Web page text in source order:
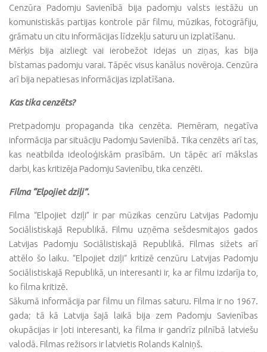
Cenzūra Padomju Savienībā bija padomju valsts iestāžu un
komunistiskās partijas kontrole pār filmu, mūzikas, fotogrāfiju,
grāmatu un citu informācijas līdzekļu saturu un izplatīšanu.
Mērķis bija aizliegt vai ierobežot idejas un ziņas, kas bija
bīstamas padomju varai. Tāpēc visus kanālus novēroja. Cenzūra
arī bija nepatiesas informācijas izplatīšana.
Kas tika cenzēts?
Pretpadomju propaganda tika cenzēta. Piemēram, negatīva
informācija par situāciju Padomju Savienībā. Tika cenzēts arī tas,
kas neatbilda ideoloģiskām prasībām. Un tāpēc arī mākslas
darbi, kas kritizēja Padomju Savienību, tika cenzēti.
Filma “Elpojiet dziļi”.
Filma “Elpojiet dziļi” ir par mūzikas cenzūru Latvijas Padomju
Sociālistiskajā Republikā. Filmu uzņēma sešdesmitajos gados
Latvijas Padomju Sociālistiskajā Republikā. Filmas sižets arī
attēlo šo laiku. “Elpojiet dziļi“ kritizē cenzūru Latvijas Padomju
Sociālistiskajā Republikā, un interesanti ir, ka ar filmu izdarīja to,
ko filma kritizē.
Sākumā informācija par filmu un filmas saturu. Filma ir no 1967.
gada; tā kā Latvija šajā laikā bija zem Padomju Savienības
okupācijas ir ļoti interesanti, ka filma ir gandrīz pilnībā latviešu
valodā. Filmas režisors ir latvietis Rolands Kalniņš.